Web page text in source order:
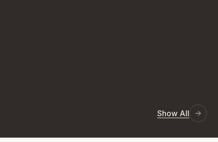
Show All